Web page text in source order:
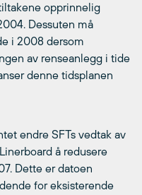
opprinnelig
Dessuten må
i 2008 dersom
av renseanlegg i tide
denne tidsplanen
endre SFTs vedtak av
å redusere
Dette er datoen
for eksisterende